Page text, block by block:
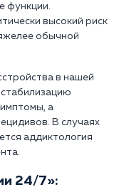
функции.
высокий риск
обычной
в нашей
а
В случаях
аддиктология
24/7»: